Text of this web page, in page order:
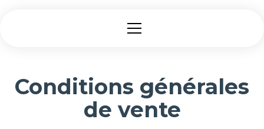
Conditions générales
de vente